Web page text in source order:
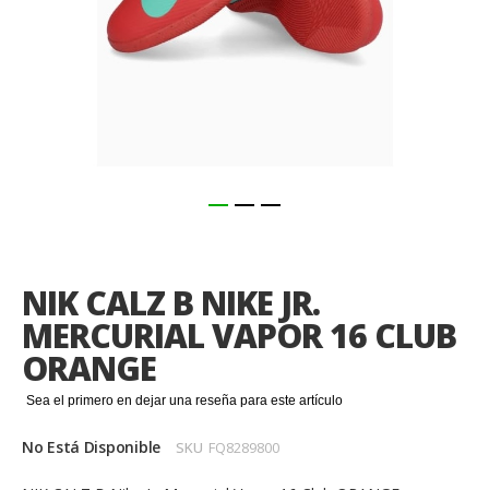
NIK CALZ B NIKE JR.
MERCURIAL VAPOR 16 CLUB
ORANGE
Sea el primero en dejar una reseña para este artículo
No Está Disponible SKU FQ8289800
de
la
galería
de
imágenes